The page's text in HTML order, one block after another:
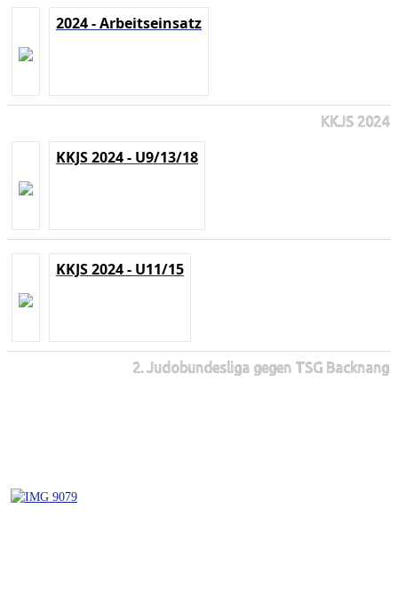
2024 - Arbeitseinsatz
KKJS 2024
KKJS 2024 - U9/13/18
KKJS 2024 - U11/15
2. Judobundesliga gegen TSG Backnang